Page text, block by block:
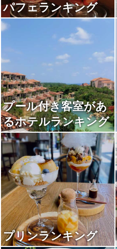
パフェランキング
プール付き客室があ
るホテルランキング
プリンランキング